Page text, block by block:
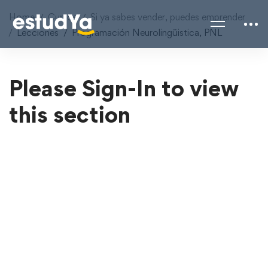
Home Cursos
Si ya sabes vender, puedes emprender
Lecciones
Programación Neurolingüistica, PNL
Please Sign-In to view
this section